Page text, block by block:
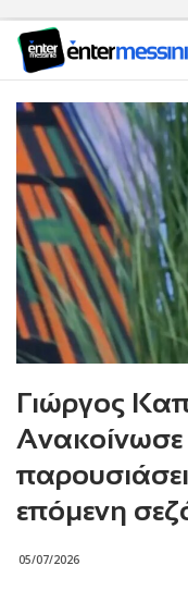
Γιώργος
Ανακοίνωσε
επόμενη
05/07/2026